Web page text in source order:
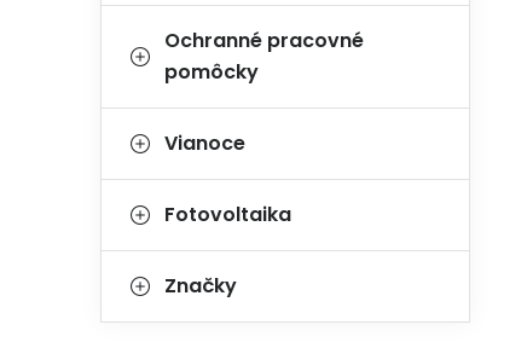
Ochranné pracovné
pomôcky
Vianoce
Fotovoltaika
Značky